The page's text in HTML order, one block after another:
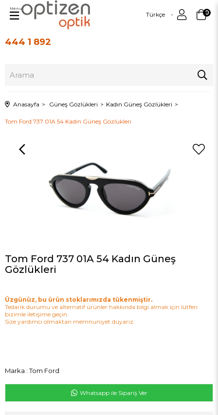
444 1 892
Türkçe 0
Menu
Anasayfa Güneş Gözlükleri Kadın Güneş Gözlükleri
Tom Ford 737 01A 54 Kadın Güneş Gözlükleri
Tom Ford 737 01A 54 Kadın Güneş
Gözlükleri
Üzgünüz, bu ürün stoklarımızda tükenmiştir.
Tedarik durumu ve alternatif ürünler hakkında bilgi almak için lütfen
bizimle iletişime geçin.
Size yardımcı olmaktan memnuniyet duyarız.
Marka : Tom Ford
Whatsapp ile Sipariş Ver